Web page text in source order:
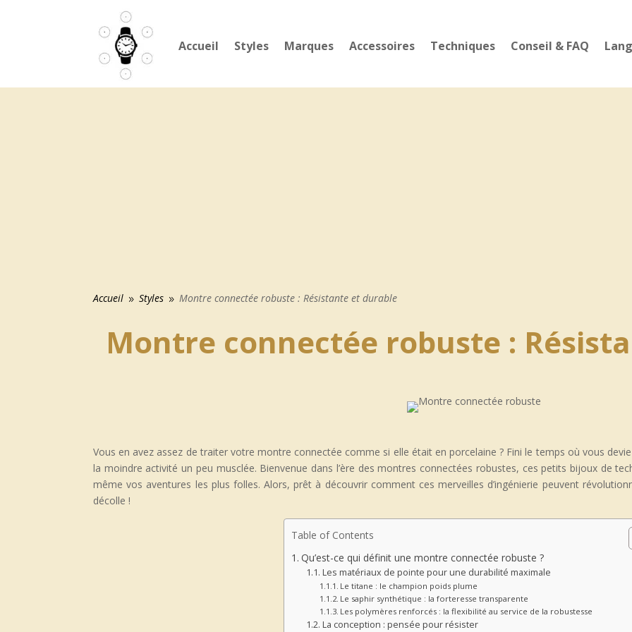
Accueil Styles Marques Accessoires Techniques Conseil & FAQ
Accueil 9 Styles 9 Montre connectée robuste : Résistante et durable
Montre connectée robuste :
Vous en avez assez de traiter votre montre connectée comme si elle était en porcelaine ? Fini le temps où vous
la moindre activité un peu musclée. Bienvenue dans l’ère des montres connectées robustes, ces petits bijoux de
même vos aventures les plus folles. Alors, prêt à découvrir comment ces merveilles d’ingénierie peuvent
décolle !
Table of Contents
Qu’est-ce qui définit une montre connectée robuste ?
Les matériaux de pointe pour une durabilité maximale
Le titane : le champion poids plume
Le saphir synthétique : la forteresse transparente
Les polymères renforcés : la flexibilité au service de la robustesse
La conception : pensée pour résister